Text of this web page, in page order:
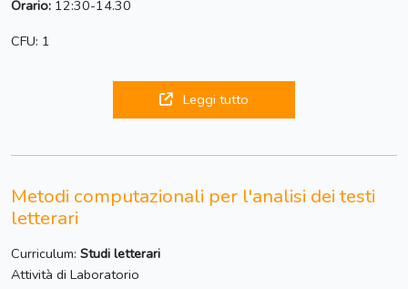
Orario: 12:30-14.30
CFU: 1
Leggi tutto
Metodi computazionali per l'analisi dei testi
letterari
Curriculum: Studi letterari
Attività di Laboratorio